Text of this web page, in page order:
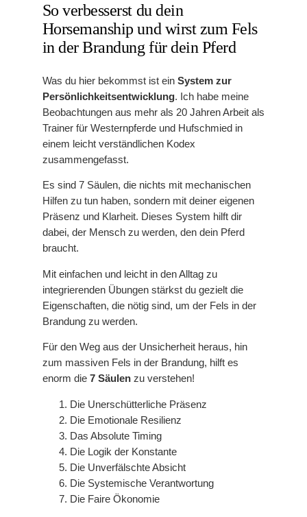
So verbesserst du dein
Horsemanship und wirst zum Fels
in der Brandung für dein Pferd
Was du hier bekommst ist ein System zur
Persönlichkeitsentwicklung. Ich habe meine
Beobachtungen aus mehr als 20 Jahren Arbeit als
Trainer für Westernpferde und Hufschmied in
einem leicht verständlichen Kodex
zusammengefasst.
Es sind 7 Säulen, die nichts mit mechanischen
Hilfen zu tun haben, sondern mit deiner eigenen
Präsenz und Klarheit. Dieses System hilft dir
dabei, der Mensch zu werden, den dein Pferd
braucht.
Mit einfachen und leicht in den Alltag zu
integrierenden Übungen stärkst du gezielt die
Eigenschaften, die nötig sind, um der Fels in der
Brandung zu werden.
Für den Weg aus der Unsicherheit heraus, hin
zum massiven Fels in der Brandung, hilft es
enorm die 7 Säulenzu verstehen!
Die Unerschütterliche Präsenz
Die Emotionale Resilienz
Das Absolute Timing
Die Logik der Konstante
Die Unverfälschte Absicht
Die Systemische Verantwortung
Die Faire Ökonomie